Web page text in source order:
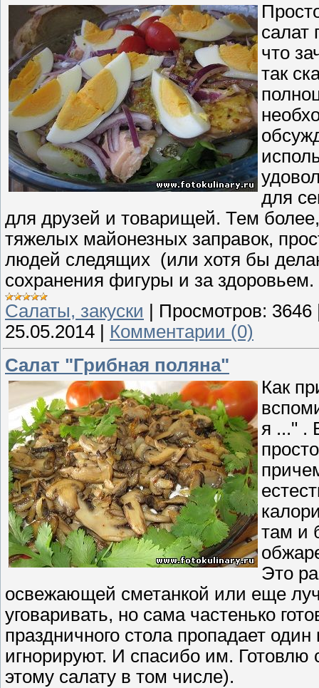
салат
что
так
для
для друзей и товарищей. Тем
тяжелых майонезных заправок,
людей следящих (или хотя бы
сохранения фигуры и за здоровьем.
Cалаты, закуски | Просмотров: 3646
25.05.2014 | Комментарии (0)
Салат "Грибная поляна"
Как
я ..." .
там и
Это
освежающей сметанкой или еще
уговаривать, но сама частенько
праздничного стола пропадает
игнорируют. И спасибо им.
этому салату в том числе).